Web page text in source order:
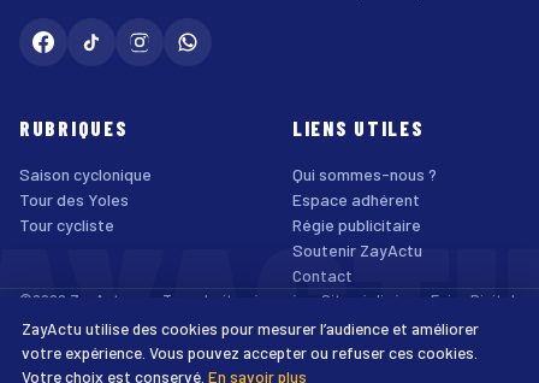
RUBRIQUES
Saison cyclonique
Tour des Yoles
Tour cycliste
LIENS UTILES
Qui sommes-nous ?
Espace adhérent
Régie publicitaire
Soutenir ZayActu
Contact
©2026 ZayActu.org. Tous droits réservés. · Site réalisé par Enjoy Digital
Agency
Mentions légales
Confidentialité Cookies Accessibilité
ZayActu utilise des cookies pour mesurer l’audience et améliorer
votre expérience. Vous pouvez accepter ou refuser ces cookies.
Votre choix est conservé. En savoir plus